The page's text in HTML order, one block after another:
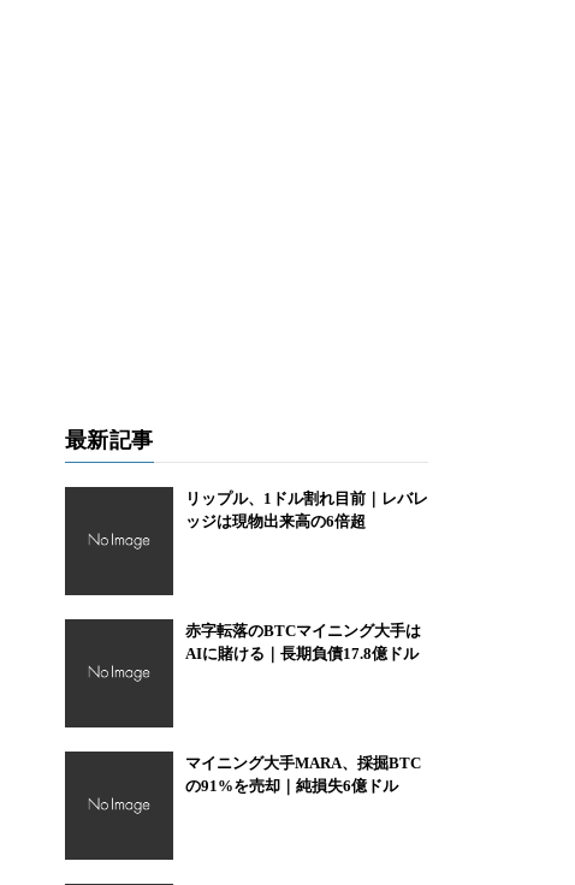
最新記事
リップル、1ドル割れ目前｜レバレ
ッジは現物出来高の6倍超
赤字転落のBTCマイニング大手は
AIに賭ける｜長期負債17.8億ドル
マイニング大手MARA、採掘BTC
の91%を売却｜純損失6億ドル